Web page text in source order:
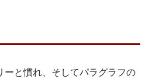
ーと慣れ、そしてパラグラフの